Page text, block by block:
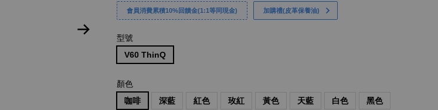
會員消費累積10%回饋金(1:1等同現金) 加購禮(皮革保養油)
型號
V60 ThinQ
顏色
咖啡
深藍 紅色 玫紅 黃色 天藍 白色 黑色